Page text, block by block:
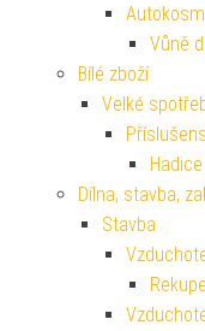
Vůně
Bílé zboží
Velké
Dílna, stavba,
Stavba